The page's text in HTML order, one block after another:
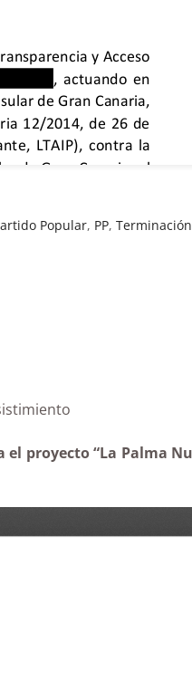
Popular, PP,Terminación
proyecto “La Palma